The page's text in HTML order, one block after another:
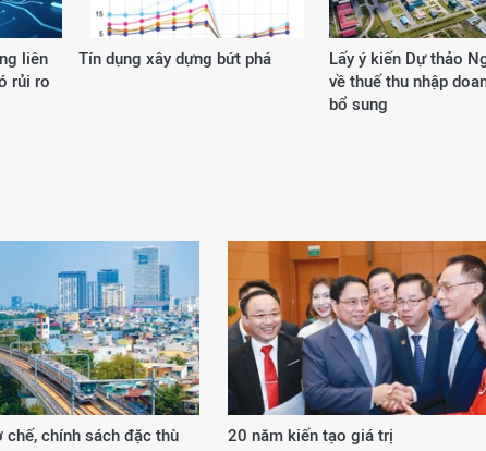
liên
rủi ro
Tín dụng xây dựng bứt phá
Lấy ý kiến Dự thảo
về thuế thu nhập
bổ sung
chính sách đặc thù 20 năm kiến tạo giá trị